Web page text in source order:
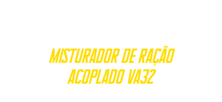
Fortaleça a sua produção com o
Misturador de ração
acoplado VA32